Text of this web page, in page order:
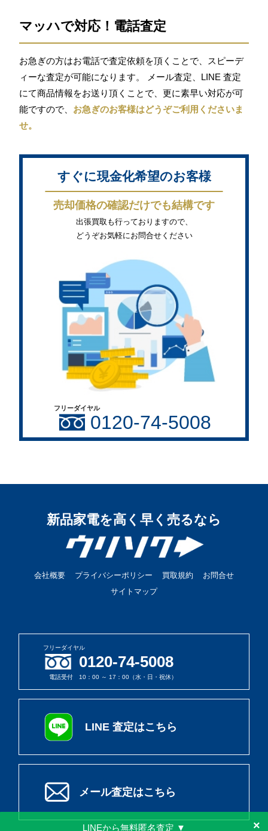
マッハで対応！電話査定
お急ぎの方はお電話で査定依頼を頂くことで、スピーデ
ィーな査定が可能になります。 メール査定、LINE 査定
にて商品情報をお送り頂くことで、更に素早い対応が可
能ですので、 お急ぎのお客様はどうぞご利用くださいま
せ。
すぐに現金化希望のお客様
売却価格の確認だけでも結構です
出張買取も行っておりますので、
どうぞお気軽にお問合せください
フリーダイヤル
0120-74-5008
新品家電を高く早く売るなら
会社概要 プライバシーポリシー 買取規約
お問合せ
サイトマップ
フリーダイヤル
0120-74-5008
電話受付 10：00 ～ 17：00（水・日・祝休）
LINE 査定はこちら
メール査定はこちら
LINEから無料匿名査定 ▼ ×